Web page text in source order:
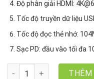
Độ phân giải HDMI:
Tốc độ truyền dữ liệu
Tốc độ đọc thẻ nhớ:
Sạc PD: đầu vào tối đa
Hub USB Type C 7 in 1
THÊM